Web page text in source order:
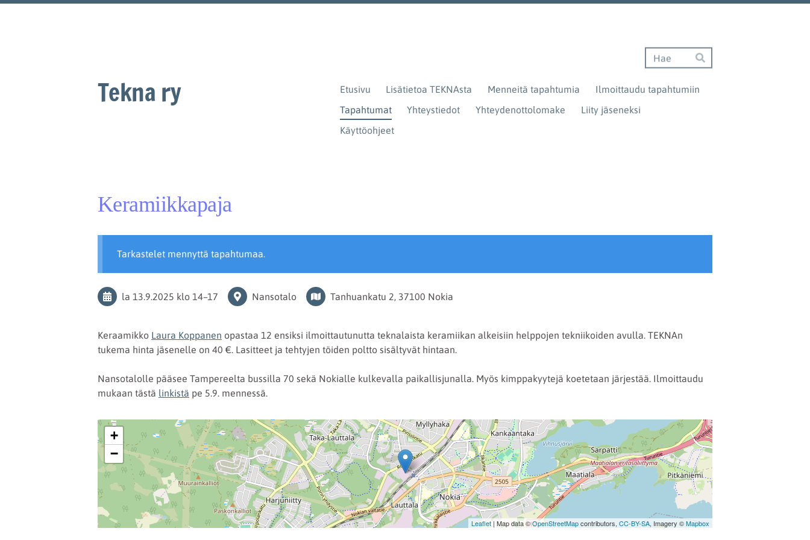
Hae
Tekna ry Etusivu Lisätietoa TEKNAsta Menneitä tapahtumia
Ilmoittaudu tapahtumiin
Tapahtumat
Yhteystiedot Yhteydenottolomake
Liity jäseneksi
Käyttöohjeet
Keramiikkapaja
Tarkastelet mennyttä tapahtumaa.
la 13.9.2025 klo 14–17 Nansotalo Tanhuankatu 2, 37100 Nokia
Keraamikko Laura Koppanen opastaa 12 ensiksi ilmoittautunutta teknalaista keramiikan alkeisiin helppojen tekniikoiden avulla. TEKNAn
tukema hinta jäsenelle on 40 €. Lasitteet ja tehtyjen töiden poltto sisältyvät hintaan.
Nansotalolle pääsee Tampereelta bussilla 70 sekä Nokialle kulkevalla paikallisjunalla. Myös kimppakyytejä koetetaan järjestää. Ilmoittaudu
mukaan tästä linkistä pe 5.9. mennessä.
+
−
Leaflet | Map data ©OpenStreetMapcontributors, CC-BY-SA, Imagery ©Mapbox